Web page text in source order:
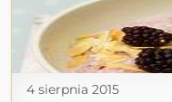
4 sierpnia 2015